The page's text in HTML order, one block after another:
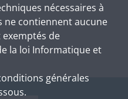
nécessaires à
ne contiennent aucune
de
la loi Informatique et
générales